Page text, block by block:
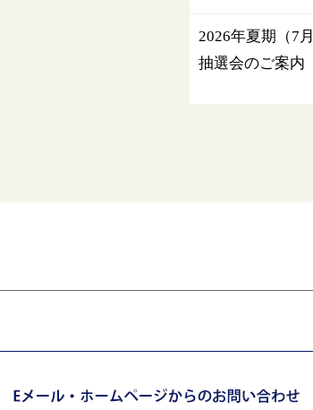
2026年夏期（7
抽選会のご案内